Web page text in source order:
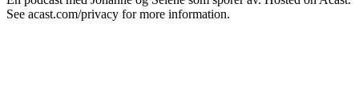
See acast.com/privacy for more information.